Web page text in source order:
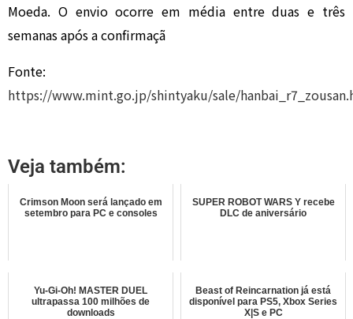
Moeda. O envio ocorre em média entre duas e três
semanas após a confirmaçã
Fonte:
https://www.mint.go.jp/shintyaku/sale/
Veja também:
Crimson Moon será lançado em
setembro para PC e consoles
SUPER ROBOT WARS Y recebe
DLC de aniversário
Yu-Gi-Oh! MASTER DUEL
ultrapassa 100 milhões de
downloads
Beast of Reincarnation já está
disponível para PS5, Xbox Series
X|S e PC